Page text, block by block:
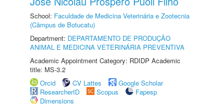
School: Faculdade de Medicina Veterinária e Zootecnia
(Câmpus de Botucatu)
Department: DEPARTAMENTO DE PRODUÇÃO
ANIMAL E MEDICINA VETERINÁRIA PREVENTIVA
Academic Appointment Category: RDIDP Academic
title: MS-3.2
Orcid
CV Lattes
Google Scholar
ResearcherID
Scopus
Fapesp
Dimensions